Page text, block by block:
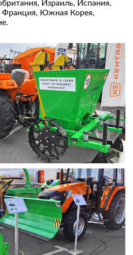
Израиль, Испания,
Франция, Южная Корея,